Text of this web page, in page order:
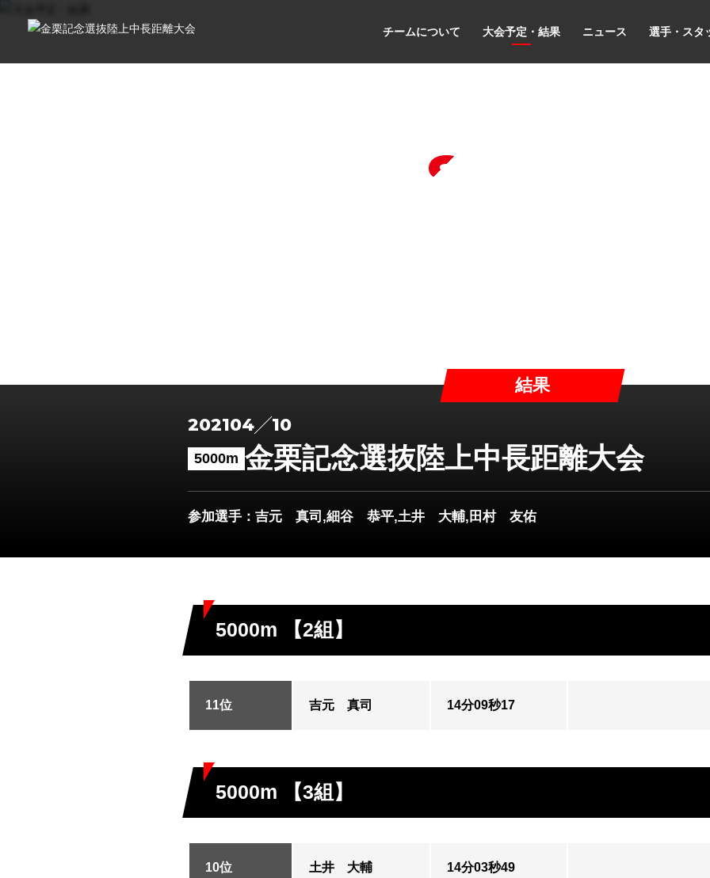
チームについて 大会予定・結果 ニュース 選手・スタ
結果
202104 10
5000m 金栗記念選抜陸上中長距離大会
参加選手 ：吉元 真司,細谷 恭平,土井 大輔,田村 友佑
5000m 【2組】
11位 吉元 真司 14分09秒17
5000m 【3組】
10位 土井 大輔 14分03秒49